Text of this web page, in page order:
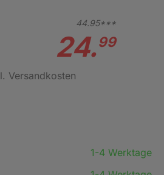
44.95***
24.99
Versandkosten
1-4 Werktage